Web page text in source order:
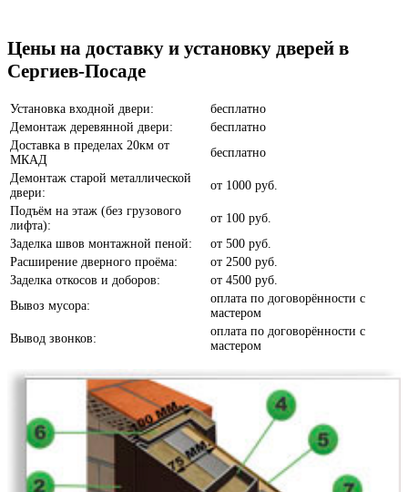
Белое дерево
Белый шелк
Бетон темный
Цены на доставку и установку дверей в
Сергиев-Посаде
Установка входной двери:
бесплатно
Демонтаж деревянной двери:
бесплатно
Доставка в пределах 20км от
МКАД
бесплатно
Демонтаж старой металлической
двери:
от 1000 руб.
Подъём на этаж (без грузового
лифта):
от 100 руб.
Заделка швов монтажной пеной:
от 500 руб.
Расширение дверного проёма:
от 2500 руб.
Заделка откосов и доборов:
от 4500 руб.
Вывоз мусора:
оплата по договорённости с
мастером
Вывод звонков:
оплата по договорённости с
мастером